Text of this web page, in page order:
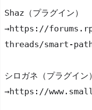
Shaz（プラグイン）
→https://
threads/smart-
シロガネ（プラグイン）
→https://